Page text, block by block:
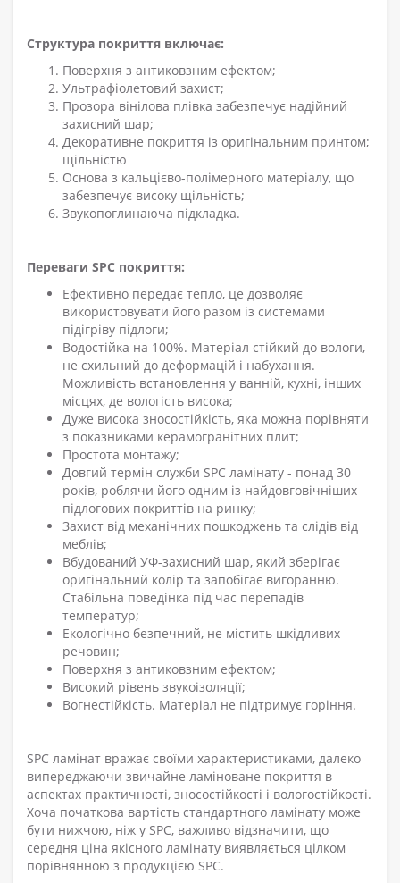
Структура покриття включає:
Поверхня з антиковзним ефектом;
Ультрафіолетовий захист;
Прозора вінілова плівка забезпечує надійний
захисний шар;
Декоративне покриття із оригінальним принтом;
щільністю
Основа з кальцієво-полімерного матеріалу, що
забезпечує високу щільність;
Звукопоглинаюча підкладка.
Переваги SPC покриття:
Ефективно передає тепло, це дозволяє
використовувати його разом із системами
підігріву підлоги;
Водостійка на 100%. Матеріал стійкий до вологи,
не схильний до деформацій і набухання.
Можливість встановлення у ванній, кухні, інших
місцях, де вологість висока;
Дуже висока зносостійкість, яка можна порівняти
з показниками керамогранітних плит;
Простота монтажу;
Довгий термін служби SPC ламінату - понад 30
років, роблячи його одним із найдовговічніших
підлогових покриттів на ринку;
Захист від механічних пошкоджень та слідів від
меблів;
Вбудований УФ-захисний шар, який зберігає
оригінальний колір та запобігає вигоранню.
Стабільна поведінка під час перепадів
температур;
Екологічно безпечний, не містить шкідливих
речовин;
Поверхня з антиковзним ефектом;
Високий рівень звукоізоляції;
Вогнестійкість. Матеріал не підтримує горіння.
SPC ламінат вражає своїми характеристиками, далеко
випереджаючи звичайне ламіноване покриття в
аспектах практичності, зносостійкості і вологостійкості.
Хоча початкова вартість стандартного ламінату може
бути нижчою, ніж у SPC, важливо відзначити, що
середня ціна якісного ламінату виявляється цілком
порівнянною з продукцією SPC.